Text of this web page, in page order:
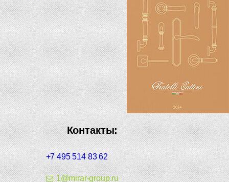
Контакты:
+7 495 514 83 62
1@mirar-group.ru